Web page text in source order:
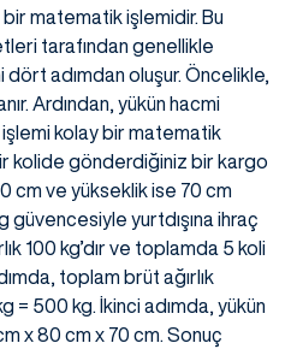
bir matematik işlemidir. Bu
tarafından genellikle
dört adımdan oluşur. Öncelikle,
Ardından, yükün hacmi
işlemi kolay bir matematik
kolide gönderdiğiniz bir kargo
cm ve yükseklik ise 70 cm
güvencesiyle yurtdışına ihraç
100 kg’dır ve toplamda 5 koli
toplam brüt ağırlık
= 500 kg. İkinci adımda, yükün
x 80 cm x 70 cm. Sonuç